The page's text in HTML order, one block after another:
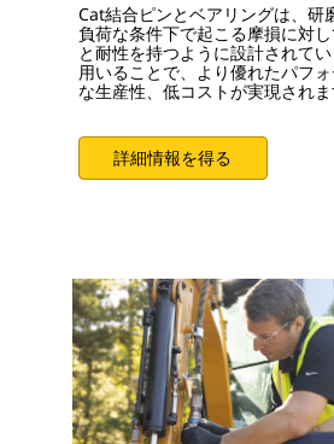
Cat結合ピンとベアリングは、研
負荷な条件下で起こる摩損に対
と耐性を持つように設計されて
用いることで、より優れたパフ
な生産性、低コストが実現されま
詳細情報を得る